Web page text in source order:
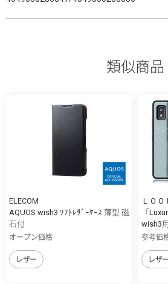
類似商品
ELECOM
AQUOS wish3 ｿﾌﾄﾚｻﾞｰｹｰｽ 薄型 磁
石付
オープン価格
レザー
ＬＯＯ
「
wish3
参考価
レザー